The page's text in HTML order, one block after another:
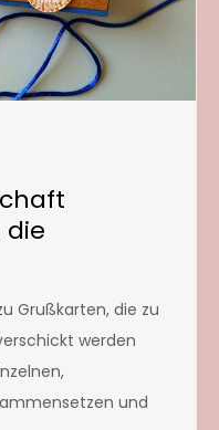
die
Grußkarten, die zu
werden
und